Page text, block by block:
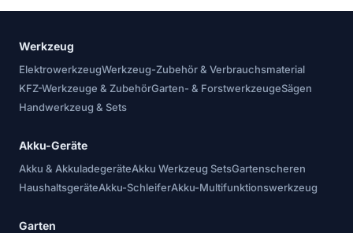
Werkzeug
ElektrowerkzeugWerkzeug-Zubehör & Verbrauchsmaterial
KFZ-Werkzeuge & ZubehörGarten- & ForstwerkzeugeSägen
Handwerkzeug & Sets
Akku-Geräte
Akku & AkkuladegeräteAkku Werkzeug SetsGartenscheren
HaushaltsgeräteAkku-SchleiferAkku-Multifunktionswerkzeug
Garten